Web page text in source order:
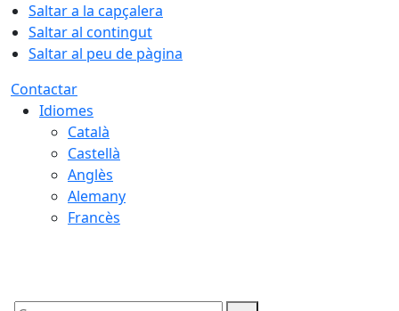
Saltar a la capçalera
Saltar al contingut
Saltar al peu de pàgina
Contactar
Idiomes
Català
Castellà
Anglès
Alemany
Francès